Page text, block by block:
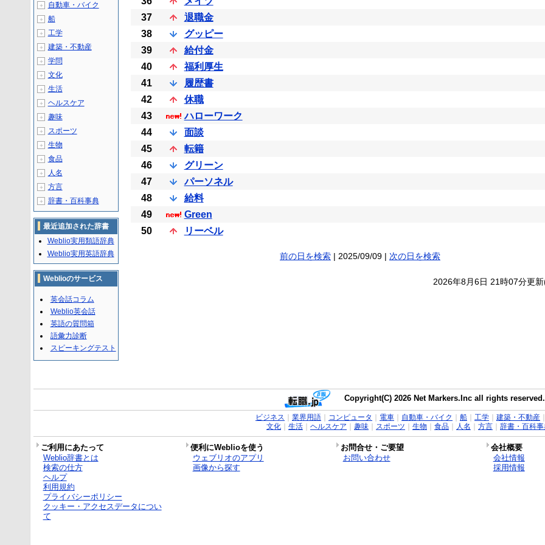
37
退職金
38
グッピー
39
給付金
40
福利厚生
41
履歴書
42
休職
43
ハローワーク
44
面談
45
転籍
46
グリーン
47
パーソネル
48
給料
49
Green
50
リーベル
前の日を検索| 2025/09/09 | 次の日を検索
2026年8月6日 21時07分更
＋ 自動車・バイク
＋ 船
＋ 工学
＋ 建築・不動産
＋ 学問
＋ 文化
＋ 生活
＋ ヘルスケア
＋ 趣味
＋ スポーツ
＋ 生物
＋ 食品
＋ 人名
＋ 方言
＋ 辞書・百科事典
最近追加された辞書
Weblio実用類語辞典
Weblio実用英語辞典
Weblioのサービス
英会話コラム
Weblio英会話
英語の質問箱
語彙力診断
スピーキングテスト
Copyright(C) 2026 Net Markers.Inc all rights reserved.
ビジネス 業界用語｜ コンピュータ 電車｜ 自動車・バイク 船｜ 工学｜ 建築・不動産｜
文化｜ 生活｜ ヘルスケア 趣味｜ スポーツ 生物 食品｜ 人名 方言｜ 辞書・百科事
ご利用にあたって 便利にWeblioを使う お問合せ・ご要望 会社概要
Weblio辞書とは
検索の仕方
ヘルプ
利用規約
プライバシーポリシー
クッキー・アクセスデータについ
て
ウェブリオのアプリ
画像から探す
お問い合わせ
会社情報
採用情報